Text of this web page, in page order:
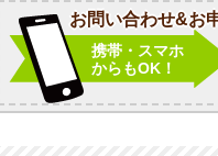
お問い合わせ&お
携帯・スマホ
からもOK！